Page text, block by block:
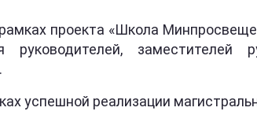
проекта «Школа
заместителей
успешной реализации